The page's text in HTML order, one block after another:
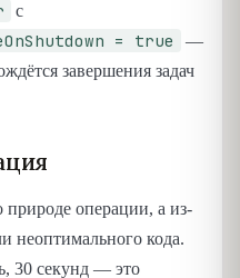
с
= true
—
завершения задач
операции, а из-
неоптимального кода.
30 секунд — это